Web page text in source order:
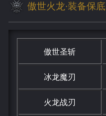
傲世火龙·装备保底
傲世圣斩
冰龙魔刃
火龙战刃